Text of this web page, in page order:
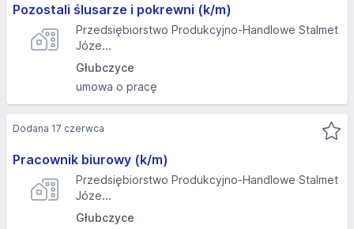
Pozostali ślusarze i pokrewni (k/m)
Przedsiębiorstwo Produkcyjno-Handlowe Stalmet
Józe...
Głubczyce
umowa o pracę
Pracownik biurowy (k/m)
Przedsiębiorstwo Produkcyjno-Handlowe Stalmet
Józe...
Głubczyce
Dodana 17 czerwca